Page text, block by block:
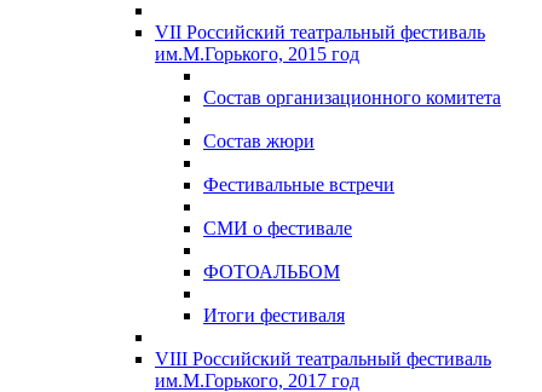
VII Российский театральный фестиваль
им.М.Горького, 2015 год
Состав организационного комитета
Состав жюри
Фестивальные встречи
СМИ о фестивале
ФОТОАЛЬБОМ
Итоги фестиваля
VIII Российский театральный фестиваль
им.М.Горького, 2017 год